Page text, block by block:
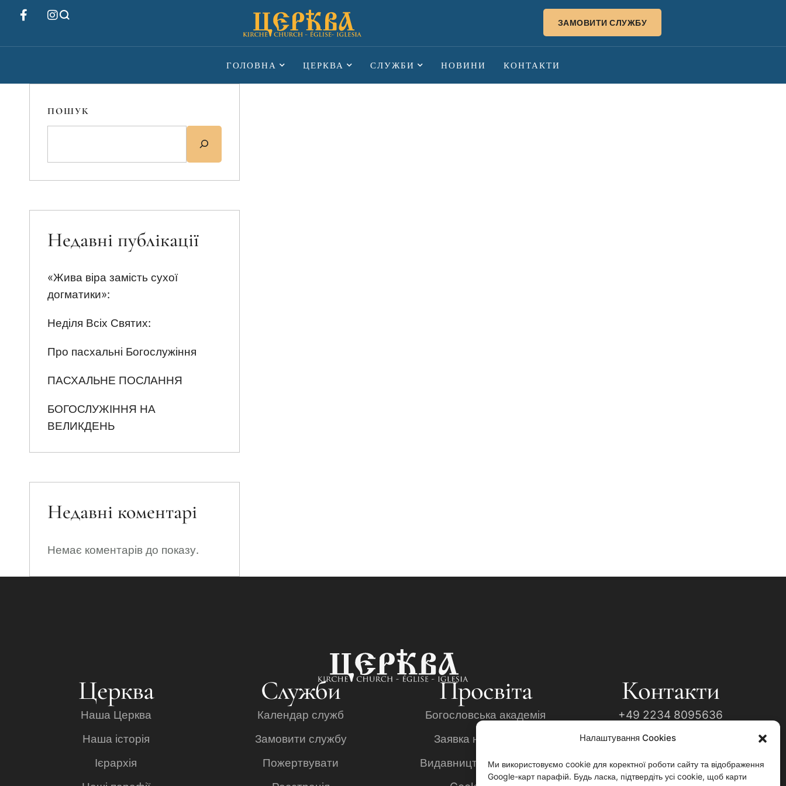
Налаштування Cookies
Ми використовуємо cookie для коректної роботи сайту та відображення
Google-карт парафій. Будь ласка, підтвердіть усі cookie, щоб карти
ЗАМОВИТИ СЛУЖБУ
ГОЛОВНА ЦЕРКВА СЛУЖБИ НОВИНИ КОНТАКТИ
ПОШУК
Недавні публікації
«Жива віра замість сухої
догматики»:
Неділя Всіх Святих:
Про пасхальні Богослужіння
ПАСХАЛЬНЕ ПОСЛАННЯ
БОГОСЛУЖІННЯ НА
ВЕЛИКДЕНЬ
Недавні коментарі
Немає коментарів до показу.
Церква
Наша Церква
Наша історія
Ієрархія
Служби
Календар служб
Замовити службу
Пожертвувати
Просвіта
Богословська академія
Заявка на навчання
Видавництво "Анафора"
Контакти
+49 2234 8095636
Info@ukrainian-church.de
Impressum